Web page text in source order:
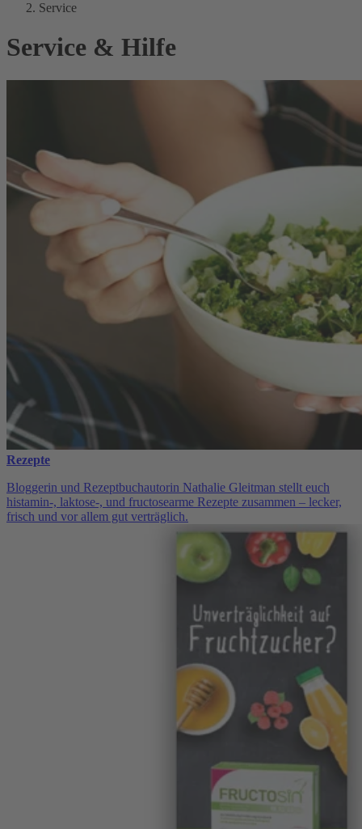
Service
Service & Hilfe
Rezepte
Bloggerin und Rezeptbuchautorin Nathalie Gleitman stellt euch
histamin-, laktose-, und fructosearme Rezepte zusammen – lecker,
frisch und vor allem gut verträglich.